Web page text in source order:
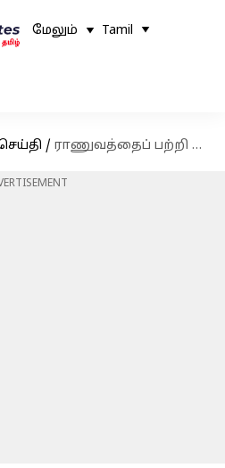
மேலும் Tamil
/ ராணுவத்தைப் பற்றி ட்வீட் செய்ததற்காக ஷெஹ்லா ரஷீத் மீது வழக்கு